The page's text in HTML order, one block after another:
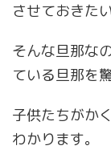
させておきたい
そんな旦那な
ている旦那を
子供たちがか
わかります。